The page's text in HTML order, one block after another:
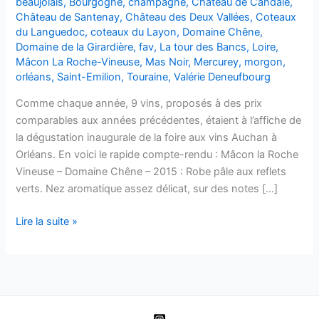
Château de Santenay,Château des Deux Vallées,Coteaux
du Languedoc,coteaux du Layon, Domaine Chêne,
Domaine de la Girardière,fav, La tour des Bancs, Loire,
Mâcon La Roche-Vineuse, Mas Noir, Mercurey, morgon,
orléans, Saint-Emilion,Touraine,Valérie Deneufbourg
Comme chaque année, 9 vins, proposés à des prix
comparables aux années précédentes, étaient à l’affiche de
la dégustation inaugurale de la foire aux vins Auchan à
Orléans. En voici le rapide compte-rendu : Mâcon la Roche
Vineuse – Domaine Chêne – 2015 : Robe pâle aux reflets
verts. Nez aromatique assez délicat, sur des notes […]
Dégustations
Lire la suite »